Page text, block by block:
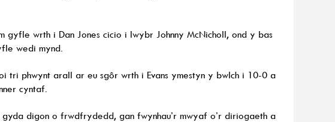
gyfle wrth i Dan Jones cicio i lwybr Johnny McNicholl, ond y bas
wedi mynd.
tri phwynt arall ar eu sgôr wrth i Evans ymestyn y bwlch i 10-0 a
cyntaf.
digon o frwdfrydedd, gan fwynhau’r mwyaf o’r diriogaeth a